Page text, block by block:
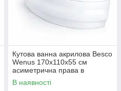
Кутова ванна акрилова Besco
Wenus 170x110х55 см
асиметрична права в
комплекті ніжки та екран для
ванни
В наявності